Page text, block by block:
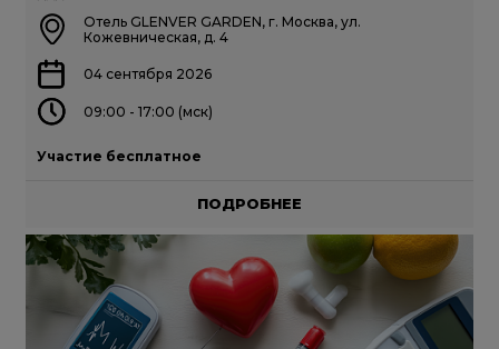
Отель GLENVER GARDEN, г. Москва, ул.
Кожевническая, д. 4
04 сентября 2026
09:00 - 17:00 (мск)
Участие бесплатное
ПОДРОБНЕЕ